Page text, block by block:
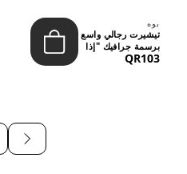
بوه
تيشيرت رجالي واسع
برسمة جرافيك "إذا
لم نُعجبك...
QR103